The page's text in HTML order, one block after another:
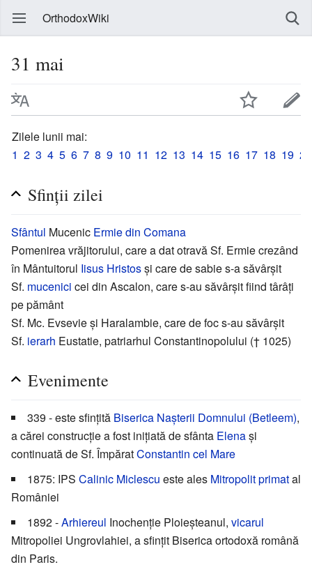
OrthodoxWiki
31 mai
Zilele lunii mai:
1 2 3 4 5 6 7 8 9 10 11 12 13 14 15 16 17 18 19 20
Sfinții zilei
Sfântul Mucenic Ermie din Comana
Pomenirea vrăjitorului, care a dat otravă Sf. Ermie crezând
în Mântuitorul Iisus Hristosși care de sabie s-a săvârșit
Sf. mucenici cei din Ascalon, care s-au săvârșit fiind târâți
pe pământ
Sf. Mc. Evsevie și Haralambie, care de foc s-au săvârșit
Sf. ierarh Eustatie, patriarhul Constantinopolului († 1025)
Evenimente
339 - este sfințită Biserica Nașterii Domnului (Betleem),
a cărei construcție a fost inițiată de sfânta Elenași
continuată de Sf. ÎmpăratConstantin cel Mare
1875: IPS Calinic Miclescu este ales Mitropolit primatal
României
1892 -Arhiereul Inochenție Ploieșteanul, vicarul
Mitropoliei Ungrovlahiei, a sfințit Biserica ortodoxă română
din Paris.